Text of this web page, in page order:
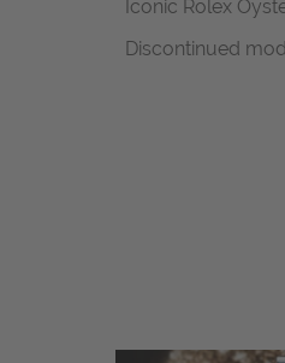
Iconic Rolex
Discontinued